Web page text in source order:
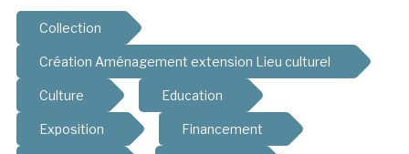
Collection
Création Aménagement extension Lieu culturel
Culture Education
Exposition Financement